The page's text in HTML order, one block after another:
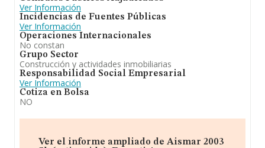
Ver Información
Incidencias de Fuentes Públicas
Ver Información
Operaciones Internacionales
No constan
Grupo Sector
Construcción y actividades inmobiliarias
Responsabilidad Social Empresarial
Ver Información
Cotiza en Bolsa
NO
Ver el informe ampliado de Aismar 2003